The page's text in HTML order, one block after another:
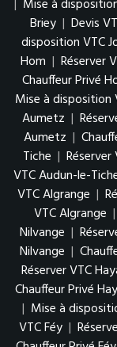
| Mise à
Briey | Devis
disposition VTC
Hom | Réserver
Chauffeur Privé
Mise à disposition
Aumetz |
Aumetz |
Tiche |
VTC Audun-le-
VTC Algrange |
VTC Algrange |
Nilvange |
Nilvange |
Réserver VTC
Chauffeur Privé
| Mise à
VTC Féy |